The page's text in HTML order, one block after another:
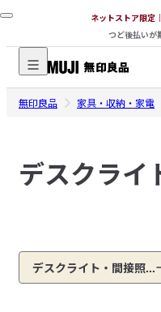
ネットストア限定
つど後払いが
無
印
ネ
ッ
ト
ア
無印良品 家具・収納・家電
デスクライ
デスクライト・間接照...